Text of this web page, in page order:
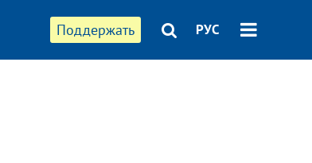
Поддержать РУС